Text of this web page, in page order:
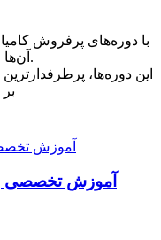
با دوره‌های پرفروش
آن‌ها را انتخاب کرده‌اند و نتایج واقعی گرفته‌اند.
این دوره‌ها،
آموزش تخصصی